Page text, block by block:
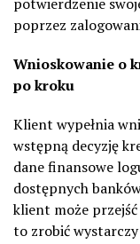
poprzez
Wnioskowanie o
po kroku
Klient wypełnia
wstępną decyzję
dane finansowe
dostępnych
klient może
to zrobić